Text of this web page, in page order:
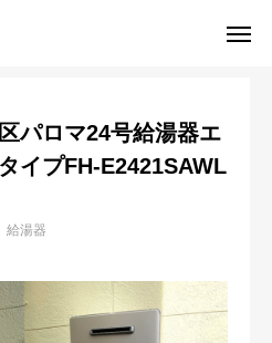
府大阪市住吉区パロマ24号給湯器エコジョーズオートタイプFH-E2421SAWL給湯器交換工事
パロマ24号給湯器エ
イプFH-E2421SAWL
給湯器